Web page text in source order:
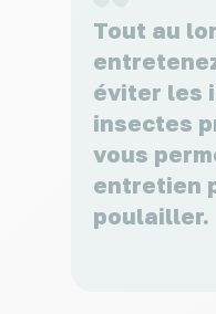
Tout au
éviter les
insectes
vous
entretien
poulailler.